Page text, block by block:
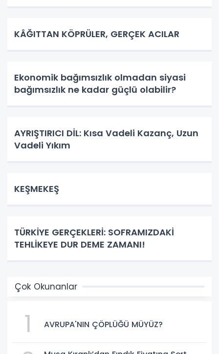
KÂĞITTAN KÖPRÜLER, GERÇEK ACILAR
Ekonomik bağımsızlık olmadan siyasi
bağımsızlık ne kadar güçlü olabilir?
AYRIŞTIRICI DİL: Kısa Vadeli Kazanç, Uzun
Vadeli Yıkım
KEŞMEKEŞ
TÜRKİYE GERÇEKLERİ: SOFRAMIZDAKİ
TEHLİKEYE DUR DEME ZAMANI!
Çok Okunanlar
1 AVRUPA'NIN ÇÖPLÜĞÜ MÜYÜZ?